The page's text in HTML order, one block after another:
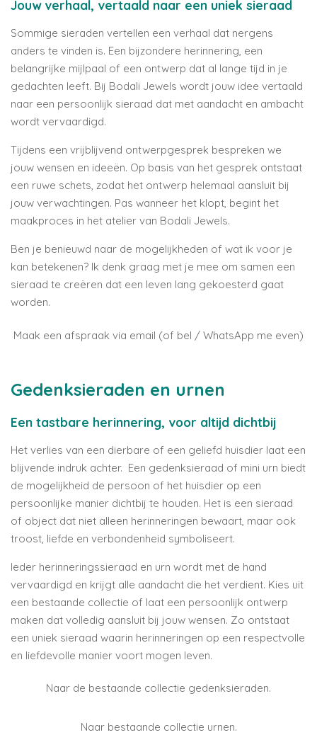
Jouw verhaal, vertaald naar een uniek sieraad
Sommige sieraden vertellen een verhaal dat nergens
anders te vinden is. Een bijzondere herinnering, een
belangrijke mijlpaal of een ontwerp dat al lange tijd in je
gedachten leeft. Bij Bodali Jewels wordt jouw idee vertaald
naar een persoonlijk sieraad dat met aandacht en ambacht
wordt vervaardigd.
Tijdens een vrijblijvend ontwerpgesprek bespreken we
jouw wensen en ideeën. Op basis van het gesprek ontstaat
een ruwe schets, zodat het ontwerp helemaal aansluit bij
jouw verwachtingen. Pas wanneer het klopt, begint het
maakproces in het atelier van Bodali Jewels.
Ben je benieuwd naar de mogelijkheden of wat ik voor je
kan betekenen? Ik denk graag met je mee om samen een
sieraad te creëren dat een leven lang gekoesterd gaat
worden.
Maak een afspraak via email (of bel / WhatsApp me even)
Gedenksieraden en urnen
Een tastbare herinnering, voor altijd dichtbij
Het verlies van een dierbare of een geliefd huisdier laat een
blijvende indruk achter. Een gedenksieraad of mini urn biedt
de mogelijkheid de persoon of het huisdier op een
persoonlijke manier dichtbij te houden. Het is een sieraad
of object dat niet alleen herinneringen bewaart, maar ook
troost, liefde en verbondenheid symboliseert.
Ieder herinneringssieraad en urn wordt met de hand
vervaardigd en krijgt alle aandacht die het verdient. Kies uit
een bestaande collectie of laat een persoonlijk ontwerp
maken dat volledig aansluit bij jouw wensen. Zo ontstaat
een uniek sieraad waarin herinneringen op een respectvolle
en liefdevolle manier voort mogen leven.
Naar de bestaande collectie gedenksieraden.
Naar bestaande collectie urnen.